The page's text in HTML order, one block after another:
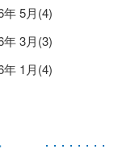
年 5月(4)
年 3月(3)
年 1月(4)